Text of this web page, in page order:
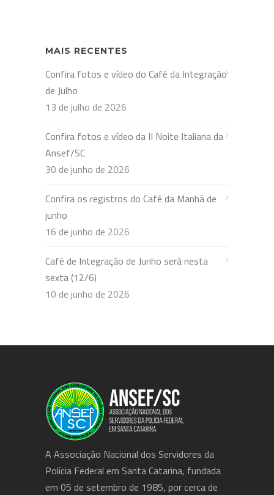
MAIS RECENTES
Confira fotos e vídeo do Café da Integração
de Julho
13 de julho de 2026
Confira fotos e vídeo da II Noite Italiana da
Ansef/SC
30 de junho de 2026
Confira os registros do Café da Manhã de
junho
16 de junho de 2026
Café de Integração de Junho será nesta
sexta (12/6)
10 de junho de 2026
A Associação Nacional dos Servidores da
Polícia Federal em Santa Catarina, fundada
em 05 de setembro de 1985, por cerca de